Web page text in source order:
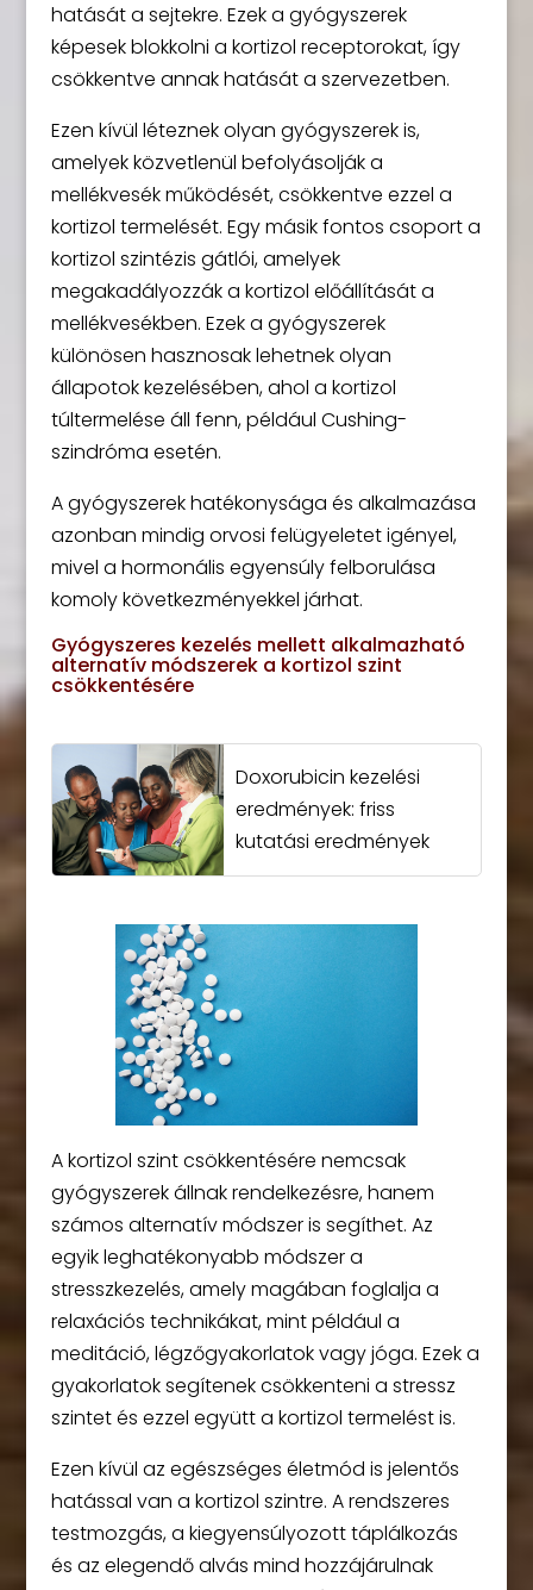
hatását a sejtekre. Ezek a gyógyszerek
képesek blokkolni a kortizol receptorokat, így
csökkentve annak hatását a szervezetben.
Ezen kívül léteznek olyan gyógyszerek is,
amelyek közvetlenül befolyásolják a
mellékvesék működését, csökkentve ezzel a
kortizol termelését. Egy másik fontos csoport a
kortizol szintézis gátlói, amelyek
megakadályozzák a kortizol előállítását a
mellékvesékben. Ezek a gyógyszerek
különösen hasznosak lehetnek olyan
állapotok kezelésében, ahol a kortizol
túltermelése áll fenn, például Cushing-
szindróma esetén.
A gyógyszerek hatékonysága és alkalmazása
azonban mindig orvosi felügyeletet igényel,
mivel a hormonális egyensúly felborulása
komoly következményekkel járhat.
Gyógyszeres kezelés mellett alkalmazható
alternatív módszerek a kortizol szint
csökkentésére
Doxorubicin kezelési
eredmények: friss
kutatási eredmények
A kortizol szint csökkentésére nemcsak
gyógyszerek állnak rendelkezésre, hanem
számos alternatív módszer is segíthet. Az
egyik leghatékonyabb módszer a
stresszkezelés, amely magában foglalja a
relaxációs technikákat, mint például a
meditáció, légzőgyakorlatok vagy jóga. Ezek a
gyakorlatok segítenek csökkenteni a stressz
szintet és ezzel együtt a kortizol termelést is.
Ezen kívül az egészséges életmód is jelentős
hatással van a kortizol szintre. A rendszeres
testmozgás, a kiegyensúlyozott táplálkozás
és az elegendő alvás mind hozzájárulnak